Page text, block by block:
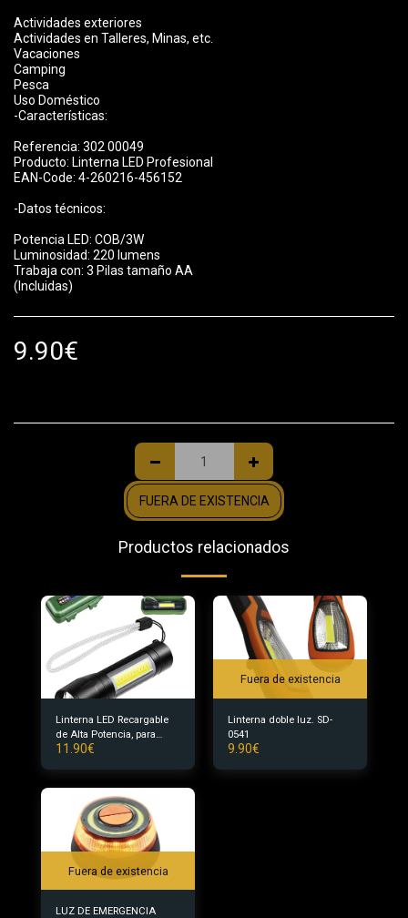
Actividades exteriores
Actividades en Talleres, Minas, etc.
Vacaciones
Camping
Pesca
Uso Doméstico
-Características:
Referencia: 302 00049
Producto: Linterna LED Profesional
EAN-Code: 4-260216-456152
-Datos técnicos:
Potencia LED: COB/3W
Luminosidad: 220 lumens
Trabaja con: 3 Pilas tamaño AA
(Incluidas)
9.90€
FUERA DE EXISTENCIA
Productos relacionados
Linterna LED Recargable
de Alta Potencia, para
Ciclismo Camping y
y recargable USB
11.90€
Fuera de existencia
Linterna doble luz. SD-
0541
9.90€
Fuera de existencia
LUZ DE EMERGENCIA